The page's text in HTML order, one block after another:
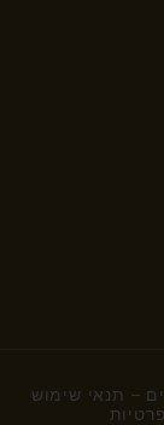
– תנאי שימוש